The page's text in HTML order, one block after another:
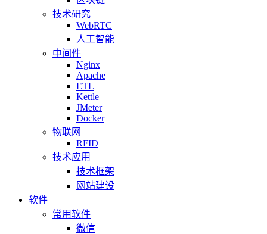
技术研究
WebRTC
人工智能
中间件
Nginx
Apache
ETL
Kettle
JMeter
Docker
物联网
RFID
技术应用
技术框架
网站建设
软件
常用软件
微信